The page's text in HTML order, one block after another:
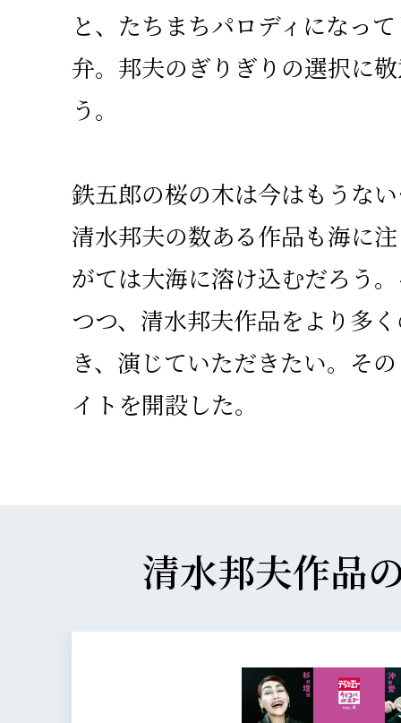
と、たちまちパロディになっ
弁。邦夫のぎりぎりの選択に
う。
鉄五郎の桜の木は今はもうな
清水邦夫の数ある作品も海に
がては大海に溶け込むだろう
つつ、清水邦夫作品をより多
き、演じていただきたい。そ
イトを開設した。
清水邦夫作品